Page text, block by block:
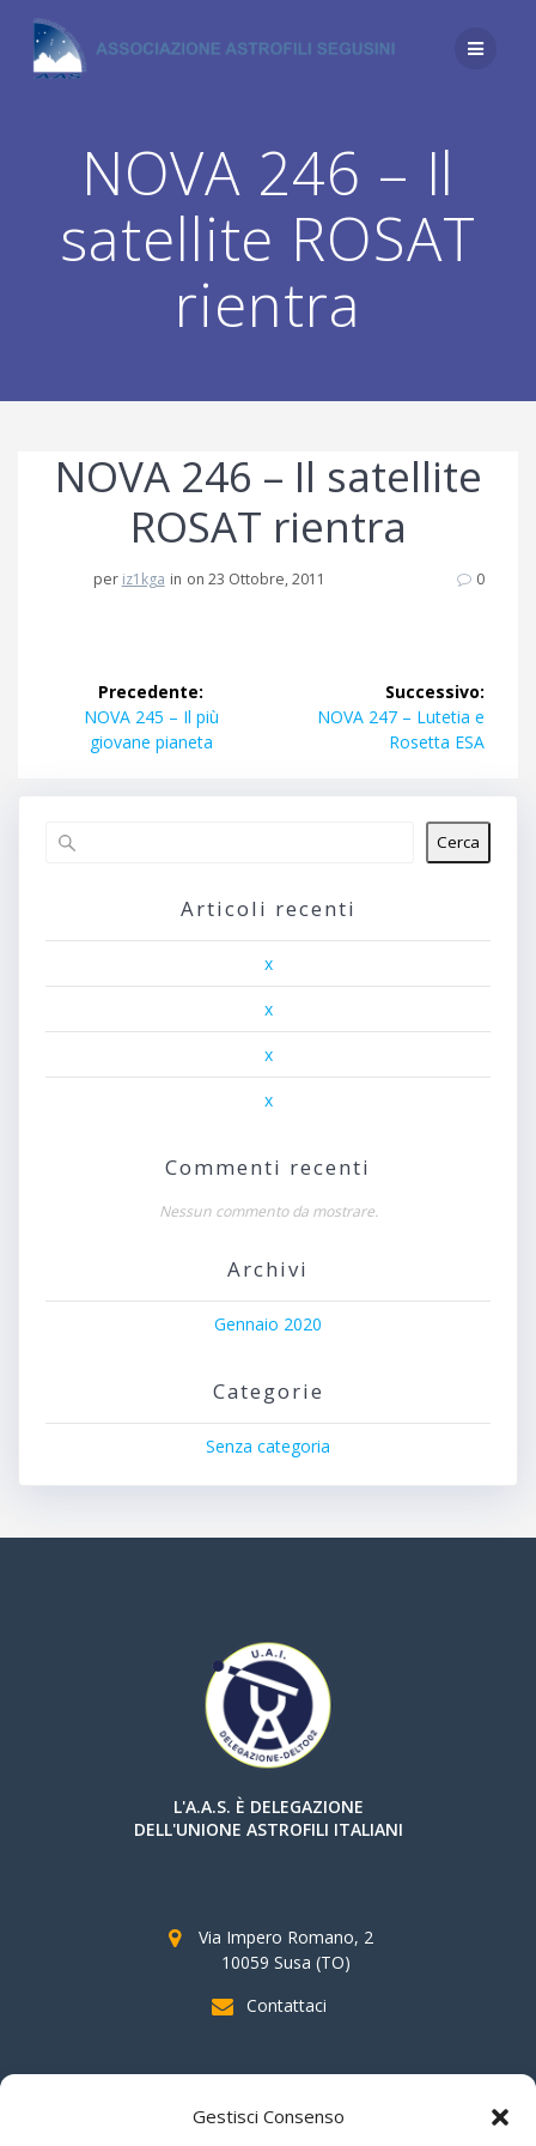
Gestisci Consenso
contenuto
NOVA 246 – Il
satellite ROSAT
rientra
NOVA 246 – Il satellite
ROSAT rientra
per iz1kga in on 23 Ottobre, 2011 0
Navigazione
articoli
Precedente:
Articolo
precedente:
NOVA 245 – Il più
giovane pianeta
Successivo:
Articolo
successivo:
NOVA 247 – Lutetia e
Rosetta ESA
Cerca
Articoli recenti
x
x
x
x
Commenti recenti
Nessun commento da mostrare.
Archivi
Gennaio 2020
Categorie
Senza categoria
L'A.A.S. È DELEGAZIONE
DELL'UNIONE ASTROFILI ITALIANI
Via Impero Romano, 2
10059 Susa (TO)
Contattaci
SOSTIENI AAS